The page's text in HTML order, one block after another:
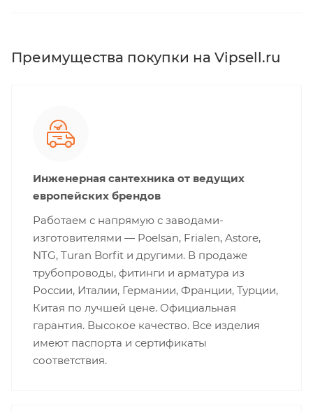
Преимущества покупки на Vipsell.ru
Инженерная сантехника от ведущих
европейских брендов
Работаем с напрямую с заводами-
изготовителями — Poelsan, Frialen, Astore,
NTG, Turan Borfit и другими. В продаже
трубопроводы, фитинги и арматура из
России, Италии, Германии, Франции, Турции,
Китая по лучшей цене. Официальная
гарантия. Высокое качество. Все изделия
имеют паспорта и сертификаты
соответствия.